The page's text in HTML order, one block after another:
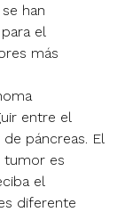
han
el
más
entre el
páncreas. El
tumor es
el
diferente